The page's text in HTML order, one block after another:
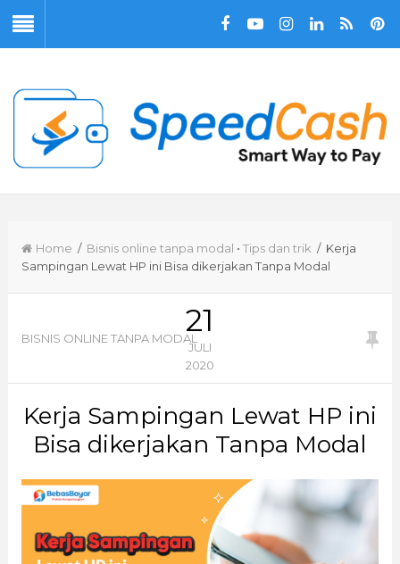
Home / Bisnis online tanpa modal • Tips dan trik / Kerja
Sampingan Lewat HP ini Bisa dikerjakan Tanpa Modal
21
JULI
2020
BISNIS ONLINE TANPA MODAL
Kerja Sampingan Lewat HP ini
Bisa dikerjakan Tanpa Modal